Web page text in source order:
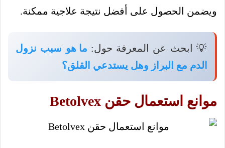
ويضمن الحصول على أفضل نتيجة علاجية ممكنة.
💡 ابحث عن المعرفة حول: ما هو سبب نزول
الدم مع البراز وهل يستدعي القلق؟
موانع استعمال حقن Betolvex